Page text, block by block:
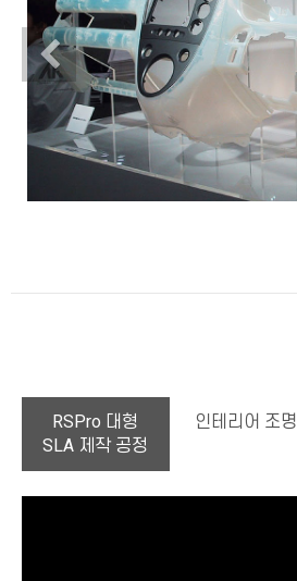
Previous
RSPro 대형
SLA 제작 공정
인테리어 조명